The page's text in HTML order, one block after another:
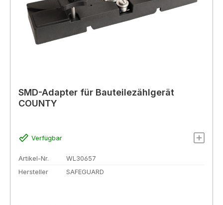
SMD-Adapter für Bauteilezählgerät
COUNTY
Verfügbar
Artikel-Nr.
WL30657
Hersteller
SAFEGUARD